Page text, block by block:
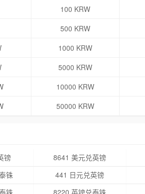
100 KRW
500 KRW
1000 KRW
5000 KRW
10000 KRW
50000 KRW
镑 8641 美元兑英镑
铢 441 日元兑英镑